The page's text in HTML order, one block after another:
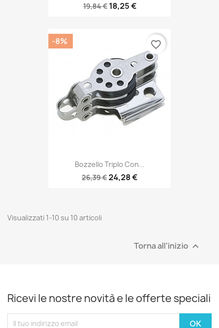
19,84 € 18,25 €
Bozzello Triplo Con...
26,39 €24,28 €
-8% favorite_border
Visualizzati 1-10 su 10 articoli
Torna all'inizio 
Ricevi le nostre novità e le offerte speciali